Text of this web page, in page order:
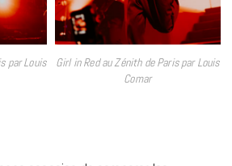
par Louis
Girl in Red au Zénith de Paris par Louis
Comar